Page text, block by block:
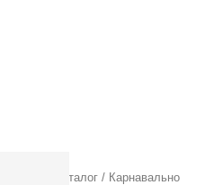
Оптовый каталог / Карнавально